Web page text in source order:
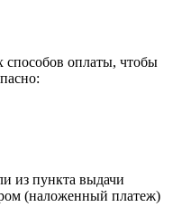
способов оплаты, чтобы
из пункта выдачи
(наложенный платеж)